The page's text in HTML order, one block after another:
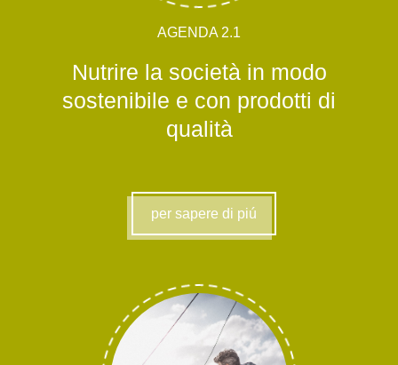
AGENDA 2.1
Nutrire la società in modo
sostenibile e con prodotti di
qualità
per sapere di piú